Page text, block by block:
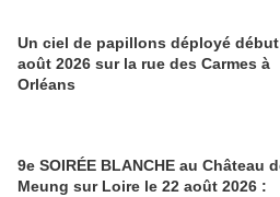
Un ciel de papillons déployé début
août 2026 sur la rue des Carmes à
Orléans
9e SOIRÉE BLANCHE au Château
Meung sur Loire le 22 août 2026 :